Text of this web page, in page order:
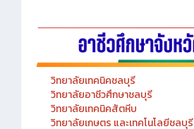
วิทยาลัยเทคนิคชลบุรี
วิทยาลัยอาชีวศึกษาชลบุรี
วิทยาลัยเทคนิคสัตหีบ
วิทยาลัยเกษตร และเทคโนโลยีชลบุรี